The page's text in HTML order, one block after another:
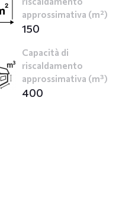
approssimativa (m²)
150
Capacità di
riscaldamento
approssimativa (m³)
400